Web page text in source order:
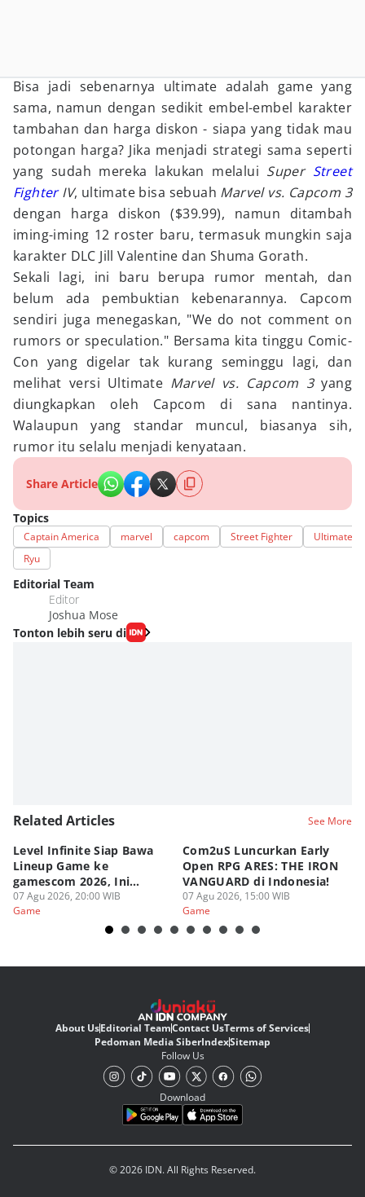
Bisa jadi sebenarnya ultimate adalah game yang
sama, namun dengan sedikit embel-embel karakter
tambahan dan harga diskon - siapa yang tidak mau
potongan harga? Jika menjadi strategi sama seperti
yang sudah mereka lakukan melalui Super Street
FighterIV, ultimate bisa sebuah Marvel vs. Capcom 3
dengan harga diskon ($39.99), namun ditambah
iming-iming 12 roster baru, termasuk mungkin saja
karakter DLC Jill Valentine dan Shuma Gorath.
Sekali lagi, ini baru berupa rumor mentah, dan
belum ada pembuktian kebenarannya. Capcom
sendiri juga menegaskan, "We do not comment on
rumors or speculation." Bersama kita tinggu Comic-
Con yang digelar tak kurang seminggu lagi, dan
melihat versi Ultimate Marvel vs. Capcom 3yang
diungkapkan oleh Capcom di sana nantinya.
Walaupun yang standar muncul, biasanya sih,
rumor itu selalu menjadi kenyataan.
Share Article
Topics
Captain America marvel capcom Street Fighter
Ultimate
Ryu
Editorial Team
Editor
Joshua Mose
Tonton lebih seru di
Related Articles See More
Level Infinite Siap Bawa
Lineup Game ke
gamescom 2026, Ini
Judulnya!
07 Agu 2026, 20:00 WIB
Game
Com2uS Luncurkan Early
Open RPG ARES: THE IRON
VANGUARD di Indonesia!
07 Agu 2026, 15:00 WIB
Game
About UsEditorial TeamContact UsTerms of Services
Pedoman Media SiberIndexSitemap
Follow Us
Download
© 2026 IDN. All Rights Reserved.